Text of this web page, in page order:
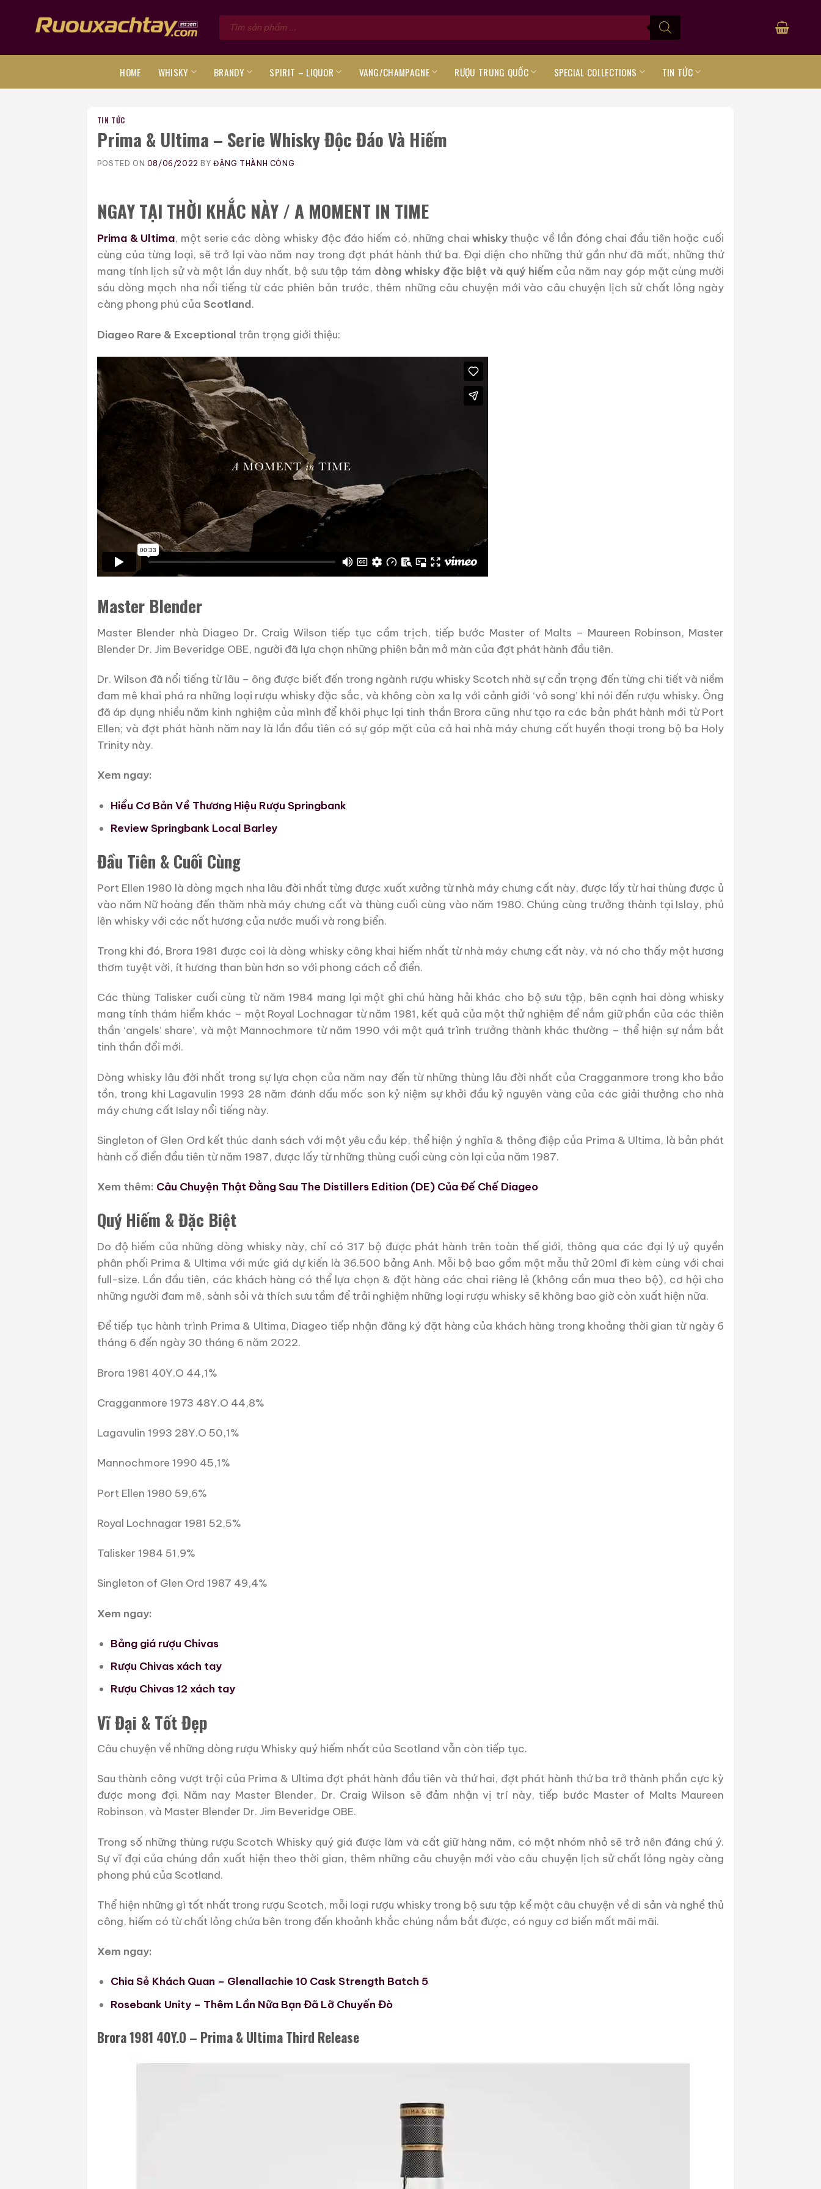
Tìm
kiếm
HOME WHISKY BRANDY SPIRIT – LIQUOR VANG/CHAMPAGNE RƯỢU TRUNG QUỐC SPECIAL COLLECTIONS TIN TỨC
TIN TỨC
Prima & Ultima – Serie Whisky Độc Đáo Và Hiếm
POSTED ON 08/06/2022 BYĐẶNG THÀNH CÔNG
NGAY TẠI THỜI KHẮC NÀY / A MOMENT IN TIME
Prima & Ultima, một serie các dòng whisky độc đáo hiếm có, những chai whiskythuộc về lần đóng chai đầu tiên hoặc cuối
cùng của từng loại, sẽ trở lại vào năm nay trong đợt phát hành thứ ba. Đại diện cho những thứ gần như đã mất, những thứ
mang tính lịch sử và một lần duy nhất, bộ sưu tập tám dòng whisky đặc biệt và quý hiếm của năm nay góp mặt cùng mười
sáu dòng mạch nha nổi tiếng từ các phiên bản trước, thêm những câu chuyện mới vào câu chuyện lịch sử chất lỏng ngày
càng phong phú của Scotland.
Diageo Rare & Exceptional trân trọng giới thiệu:
Master Blender
Master Blender nhà Diageo Dr. Craig Wilson tiếp tục cầm trịch, tiếp bước Master of Malts – Maureen Robinson, Master
Blender Dr. Jim Beveridge OBE, người đã lựa chọn những phiên bản mở màn của đợt phát hành đầu tiên.
Dr. Wilson đã nổi tiếng từ lâu – ông được biết đến trong ngành rượu whisky Scotch nhờ sự cẩn trọng đến từng chi tiết và niềm
đam mê khai phá ra những loại rượu whisky đặc sắc, và không còn xa lạ với cảnh giới ‘vô song’ khi nói đến rượu whisky. Ông
đã áp dụng nhiều năm kinh nghiệm của mình để khôi phục lại tinh thần Brora cũng như tạo ra các bản phát hành mới từ Port
Ellen; và đợt phát hành năm nay là lần đầu tiên có sự góp mặt của cả hai nhà máy chưng cất huyền thoại trong bộ ba Holy
Trinity này.
Xem ngay:
Hiểu Cơ Bản Về Thương Hiệu Rượu Springbank
Review Springbank Local Barley
Đầu Tiên & Cuối Cùng
Port Ellen 1980 là dòng mạch nha lâu đời nhất từng được xuất xưởng từ nhà máy chưng cất này, được lấy từ hai thùng được ủ
vào năm Nữ hoàng đến thăm nhà máy chưng cất và thùng cuối cùng vào năm 1980. Chúng cùng trưởng thành tại Islay, phủ
lên whisky với các nốt hương của nước muối và rong biển.
Trong khi đó, Brora 1981 được coi là dòng whisky công khai hiếm nhất từ ​​nhà máy chưng cất này, và nó cho thấy một hương
thơm tuyệt vời, ít hương than bùn hơn so với phong cách cổ điển.
Các thùng Talisker cuối cùng từ năm 1984 mang lại một ghi chú hàng hải khác cho bộ sưu tập, bên cạnh hai dòng whisky
mang tính thám hiểm khác – một Royal Lochnagar từ năm 1981, kết quả của một thử nghiệm để nắm giữ phần của các thiên
thần ‘angels’ share’, và một Mannochmore từ năm 1990 với một quá trình trưởng thành khác thường – thể hiện sự nắm bắt
tinh thần đổi mới.
Dòng whisky lâu đời nhất trong sự lựa chọn của năm nay đến từ những thùng lâu đời nhất của Cragganmore trong kho bảo
tồn, trong khi Lagavulin 1993 28 năm đánh dấu mốc son kỷ niệm sự khởi đầu kỷ nguyên vàng của các giải thưởng cho nhà
máy chưng cất Islay nổi tiếng này.
Singleton of Glen Ord kết thúc danh sách với một yêu cầu kép, thể hiện ý nghĩa & thông điệp của Prima & Ultima, là bản phát
hành cổ điển đầu tiên từ năm 1987, được lấy từ những thùng cuối cùng còn lại của năm 1987.
Xem thêm: Câu Chuyện Thật Đằng Sau The Distillers Edition (DE) Của Đế Chế Diageo
Quý Hiếm & Đặc Biệt
Do độ hiếm của những dòng whisky này, chỉ có 317 bộ được phát hành trên toàn thế giới, thông qua các đại lý uỷ quyền
phân phối Prima & Ultima với mức giá dự kiến là 36.500 bảng Anh. Mỗi bộ bao gồm một mẫu thử 20ml đi kèm cùng với chai
full-size. Lần đầu tiên, các khách hàng có thể lựa chọn & đặt hàng các chai riêng lẻ (không cần mua theo bộ), cơ hội cho
những người đam mê, sành sỏi và thích sưu tầm để trải nghiệm những loại rượu whisky sẽ không bao giờ còn xuất hiện nữa.
Để tiếp tục hành trình Prima & Ultima, Diageo tiếp nhận đăng ký đặt hàng của khách hàng trong khoảng thời gian từ ngày 6
tháng 6 đến ngày 30 tháng 6 năm 2022.
Brora 1981 40Y.O 44,1%
Cragganmore 1973 48Y.O 44,8%
Lagavulin 1993 28Y.O 50,1%
Mannochmore 1990 45,1%
Port Ellen 1980 59,6%
Royal Lochnagar 1981 52,5%
Talisker 1984 51,9%
Singleton of Glen Ord 1987 49,4%
Xem ngay:
Bảng giá rượu Chivas
Rượu Chivas xách tay
Rượu Chivas 12 xách tay
Vĩ Đại & Tốt Đẹp
Câu chuyện về những dòng rượu Whisky quý hiếm nhất của Scotland vẫn còn tiếp tục.
Sau thành công vượt trội của Prima & Ultima đợt phát hành đầu tiên và thứ hai, đợt phát hành thứ ba trở thành phần cực kỳ
được mong đợi. Năm nay Master Blender, Dr. Craig Wilson sẽ đảm nhận vị trí này, tiếp bước Master of Malts Maureen
Robinson, và Master Blender Dr. Jim Beveridge OBE.
Trong số những thùng rượu Scotch Whisky quý giá được làm và cất giữ hàng năm, có một nhóm nhỏ sẽ trở nên đáng chú ý.
Sự vĩ đại của chúng dần xuất hiện theo thời gian, thêm những câu chuyện mới vào câu chuyện lịch sử chất lỏng ngày càng
phong phú của Scotland.
Thể hiện những gì tốt nhất trong rượu Scotch, mỗi loại rượu whisky trong bộ sưu tập kể một câu chuyện về di sản và nghề thủ
công, hiếm có từ chất lỏng chứa bên trong đến khoảnh khắc chúng nắm bắt được, có nguy cơ biến mất mãi mãi.
Xem ngay:
Chia Sẻ Khách Quan – Glenallachie 10 Cask Strength Batch 5
Rosebank Unity – Thêm Lần Nữa Bạn Đã Lỡ Chuyến Đò
Brora 1981 40Y.O – Prima & Ultima Third Release